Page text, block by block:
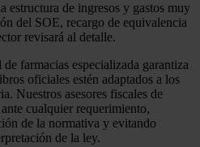
estructura de ingresos y gastos muy
del SOE, recargo de equivalencia
revisará al detalle.
farmacias especializada garantiza
oficiales estén adaptados a los
Nuestros asesores fiscales de
cualquier requerimiento,
de la normativa y evitando
de la ley.